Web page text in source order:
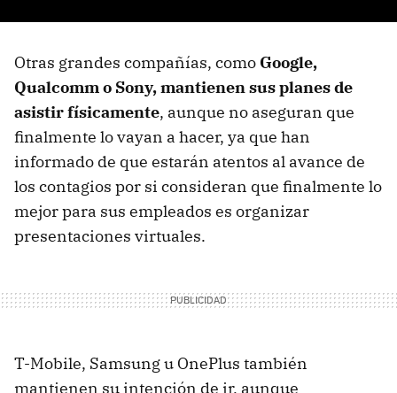
Otras grandes compañías, como Google,
Qualcomm o Sony, mantienen sus planes de
asistir físicamente, aunque no aseguran que
finalmente lo vayan a hacer, ya que han
informado de que estarán atentos al avance de
los contagios por si consideran que finalmente lo
mejor para sus empleados es organizar
presentaciones virtuales.
T-Mobile, Samsung u OnePlus también
mantienen su intención de ir, aunque